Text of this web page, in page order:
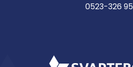
0523-326 95